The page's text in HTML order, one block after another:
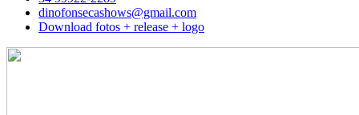
dinofonsecashows@gmail.com
Download fotos + release + logo